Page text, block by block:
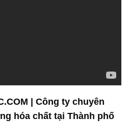
| Công ty chuyên
hóa chất tại Thành phố